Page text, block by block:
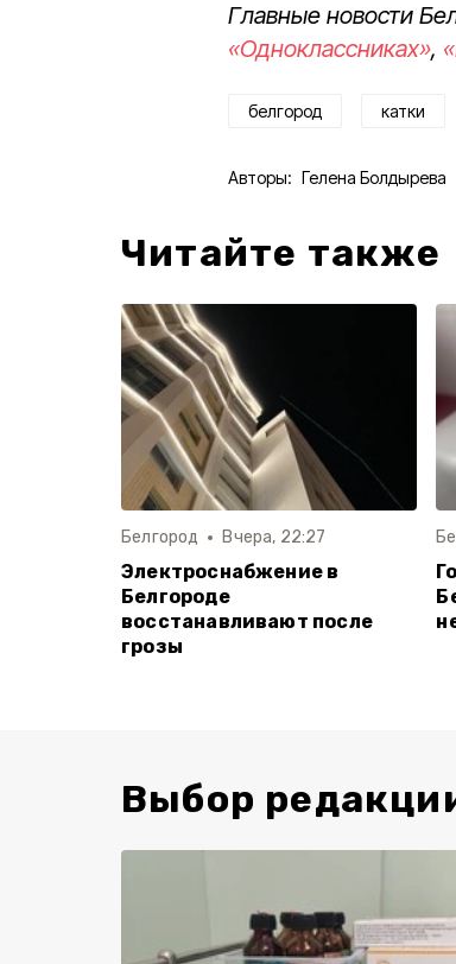
Главные новости
«Одноклассниках»,
белгород катки
Авторы: Гелена Болдырева
Читайте также
Белгород Вчера, 22:27
Электроснабжение в
Белгороде
восстанавливают после
грозы
Выбор